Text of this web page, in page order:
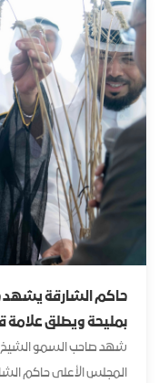
حاكم الشارقة يشهد
بمليحة ويطلق علامة قند التجارية
شهد صاحب السمو الشيخ
المجلس الأعلى حاكم